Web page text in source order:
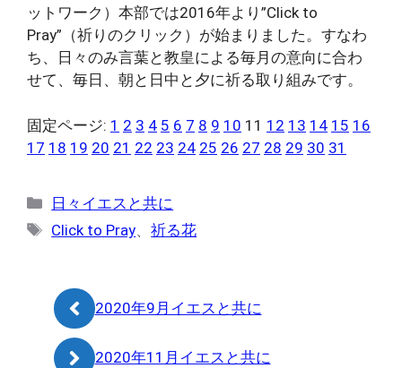
ットワーク）本部では2016年より”Click to
Pray”（祈りのクリック）が始まりました。すなわ
ち、日々のみ言葉と教皇による毎月の意向に合わ
せて、毎日、朝と日中と夕に祈る取り組みです。
固定ページ: 1 2 3 4 5 6 7 8 9 10 11 12 13 14 15 16
17 18 19 20 21 22 23 24 25 26 27 28 29 30 31
カ
テ
ー
日々イエスと共に
タ
Click to Pray、祈る花
2020年9月イエスと共に
2020年11月イエスと共に